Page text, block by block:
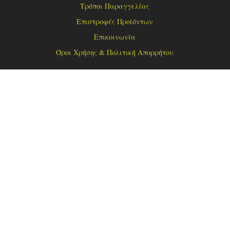
Τρόποι Παραγγελίας
Επιστροφές Προϊόντων
Επικοινωνία
Όροι Χρήσης & Πολιτική Απορρήτου